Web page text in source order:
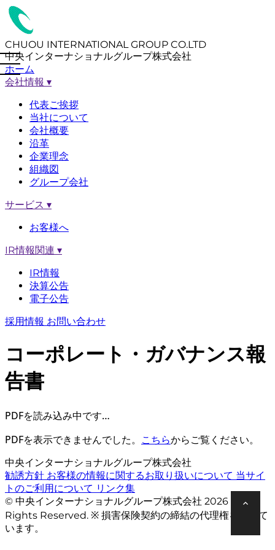
CHUOU INTERNATIONAL GROUP CO.LTD
中央インターナショナルグループ株式会社
ホーム
会社情報 ▾
代表ご挨拶
当社について
会社概要
沿革
企業理念
組織図
グループ会社
サービス ▾
お客様へ
IR情報関連 ▾
IR情報
決算公告
電子公告
採用情報 お問い合わせ
コーポレート・ガバナンス報
告書
PDFを読み込み中です…
PDFを表示できませんでした。 こちらからご覧ください。
中央インターナショナルグループ株式会社
勧誘方針 お客様の情報に関するお取り扱いについて 当サイ
トのご利用について リンク集
© 中央インターナショナルグループ株式会社 2026 All
Rights Reserved. ※ 損害保険契約の締結の代理権を有して
います。